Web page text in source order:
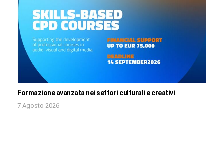
Formazione avanzata nei settori culturali e creativi
7 Agosto 2026